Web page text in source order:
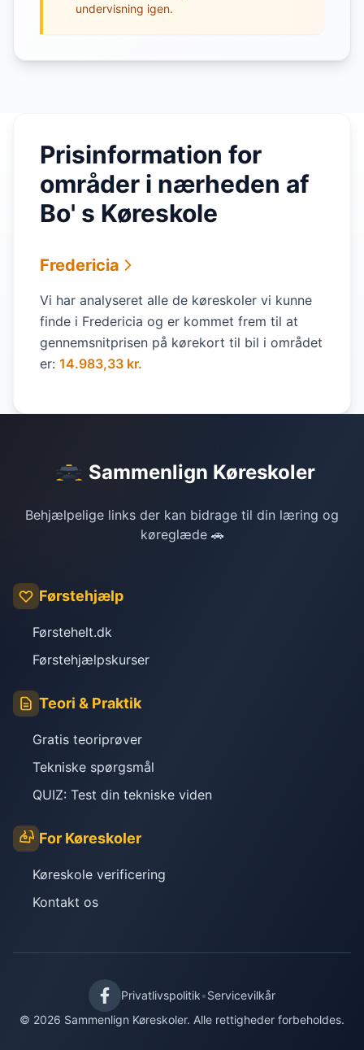
undervisning igen.
Prisinformation for
områder i nærheden af
Bo' s Køreskole
Fredericia
Vi har analyseret alle de køreskoler vi kunne
finde i Fredericia og er kommet frem til at
gennemsnitprisen på kørekort til bil i området
er: 14.983,33 kr.
Sammenlign Køreskoler
Behjælpelige links der kan bidrage til din læring og
køreglæde 🚗
Førstehjælp
Førstehelt.dk
Førstehjælpskurser
Teori & Praktik
Gratis teoriprøver
Tekniske spørgsmål
QUIZ: Test din tekniske viden
For Køreskoler
Køreskole verificering
Kontakt os
Privatlivspolitik•Servicevilkår
© 2026 Sammenlign Køreskoler. Alle rettigheder forbeholdes.